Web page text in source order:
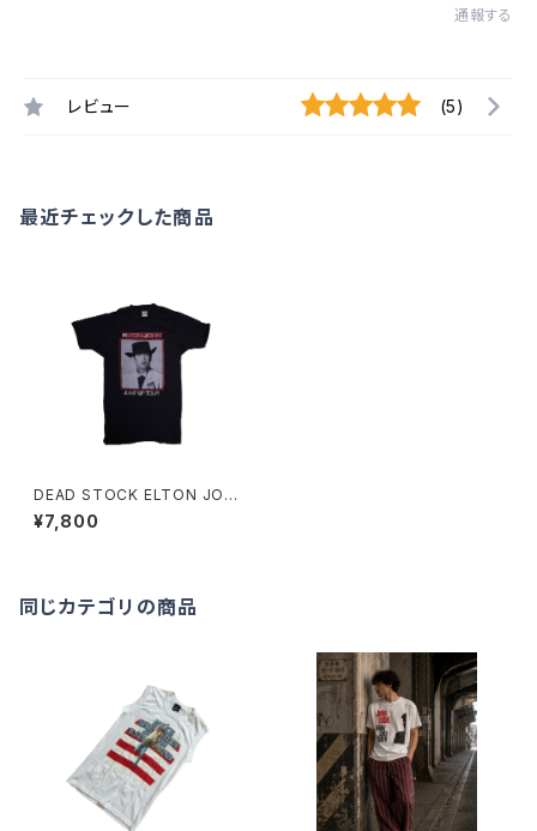
通報する
レビュー (5)
最近チェックした商品
DEAD STOCK ELTON JOH
N 1982 TOUR T-SHIRTS
¥7,800
同じカテゴリの商品